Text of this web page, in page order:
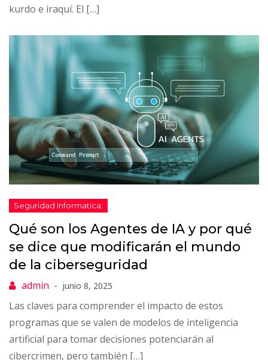
kurdo e iraquí. El […]
Qué son los Agentes de IA y por qué
se dice que modificarán el mundo
de la ciberseguridad
junio 8, 2025
Las claves para comprender el impacto de estos
programas que se valen de modelos de inteligencia
artificial para tomar decisiones potenciarán al
cibercrimen, pero también […]